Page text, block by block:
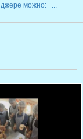
можно: ...